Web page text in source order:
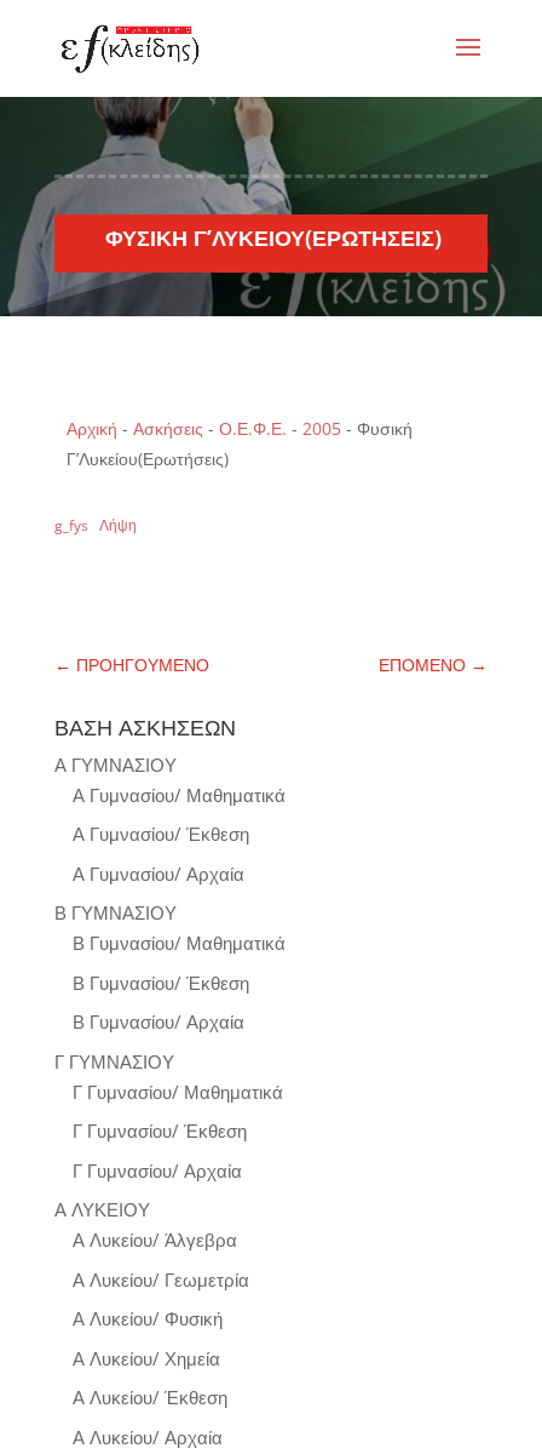
ΦΥΣΙΚΉ Γ’ΛΥΚΕΊΟΥ(ΕΡΩΤΉΣΕΙΣ)
Αρχική - Ασκήσεις - Ο.Ε.Φ.Ε. - 2005- Φυσική
Γ’Λυκείου(Ερωτήσεις)
g_fys Λήψη
← ΠΡΟΗΓΟΥΜΕΝΟ ΕΠΟΜΕΝΟ →
ΒΑΣΗ ΑΣΚΗΣΕΩΝ
Α ΓΥΜΝΑΣΙΟΥ
Α Γυμνασίου/ Μαθηματικά
Α Γυμνασίου/ Έκθεση
Α Γυμνασίου/ Αρχαία
Β ΓΥΜΝΑΣΙΟΥ
Β Γυμνασίου/ Μαθηματικά
Β Γυμνασίου/ Έκθεση
Β Γυμνασίου/ Αρχαία
Γ ΓΥΜΝΑΣΙΟΥ
Γ Γυμνασίου/ Μαθηματικά
Γ Γυμνασίου/ Έκθεση
Γ Γυμνασίου/ Αρχαία
Α ΛΥΚΕΙΟΥ
Α Λυκείου/ Άλγεβρα
Α Λυκείου/ Γεωμετρία
Α Λυκείου/ Φυσική
Α Λυκείου/ Χημεία
Α Λυκείου/ Έκθεση
Α Λυκείου/ Αρχαία